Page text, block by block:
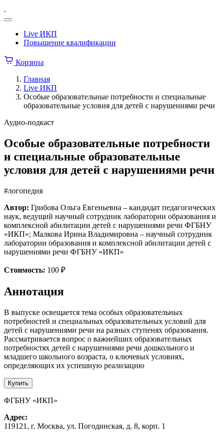
ккоррекционной
Меню
Live ИКП
Повышение квалификации
Корзина
Главная
Live ИКП
Особые образовательные потребности и специальные
образовательные условия для детей с нарушениями речи
Аудио-подкаст
Особые образовательные потребности
и специальные образовательные
условия для детей с нарушениями речи
#логопедия
Автор: Грибова Ольга Евгеньевна – кандидат педагогических
наук, ведущий научный сотрудник лаборатории образования и
комплексной абилитации детей с нарушениями речи ФГБНУ
«ИКП»; Малкова Ирина Владимировна – научный сотрудник
лаборатории образования и комплексной абилитации детей с
нарушениями речи ФГБНУ «ИКП»
Стоимость: 100 ₽
Аннотация
В выпуске освещается тема особых образовательных
потребностей и специальных образовательных условий для
детей с нарушениями речи на разных ступенях образования.
Рассматривается вопрос о важнейших образовательных
потребностях детей с нарушениями речи дошкольного и
младшего школьного возраста, о ключевых условиях,
определяющих их успешную реализацию
Купить
ФГБНУ «ИКП»
Адрес:
119121, г. Москва, ул. Погодинская, д. 8, корп. 1